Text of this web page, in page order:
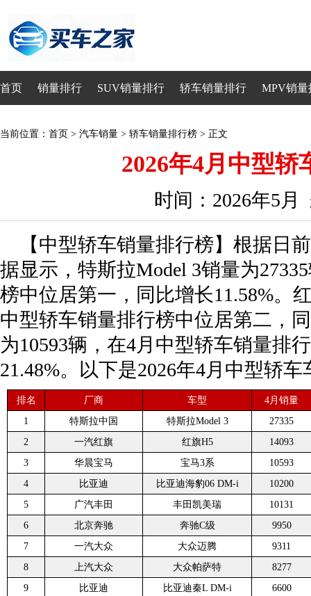
首页 销量排行 SUV销量排行 轿车销量排行 MPV销量
当前位置： 首页 > 汽车销量 > 轿车销量排行榜 > 正文
2026年4月中型轿
时间：2026年5
【中型轿车销量排行榜】根据日
据显示，特斯拉Model 3销量为
榜中位居第一，同比增长11.58%。
中型轿车销量排行榜中位居第二，
为10593辆，在4月中型轿车销量排
21.48%。以下是2026年4月中型轿
排名 厂商 车型
4月销量
1
特斯拉中国 特斯拉Model 3
27335
2
一汽红旗 红旗H5
14093
3
华晨宝马 宝马3系
10593
4
比亚迪 比亚迪海豹06 DM-i
10200
5
广汽丰田 丰田凯美瑞
10131
6
北京奔驰 奔驰C级
9950
7
一汽大众 大众迈腾
9311
8
上汽大众 大众帕萨特
8277
9
比亚迪 比亚迪秦L DM-i
6600